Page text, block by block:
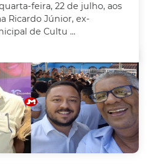
feira, 22 de julho, aos
Ricardo Júnior, ex-
de Cultu ...